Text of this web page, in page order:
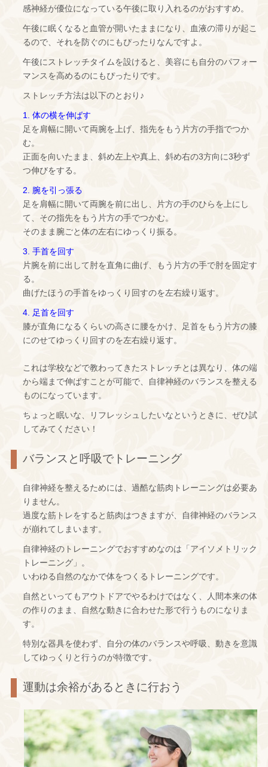
感神経が優位になっている午後に取り入れるのがおすすめ。
午後に眠くなると血管が開いたままになり、血液の滞りが起こ
るので、それを防ぐのにもぴったりなんですよ。
午後にストレッチタイムを設けると、美容にも自分のパフォー
マンスを高めるのにもぴったりです。
ストレッチ方法は以下のとおり♪
1. 体の横を伸ばす
足を肩幅に開いて両腕を上げ、指先をもう片方の手指でつか
む。
正面を向いたまま、斜め左上や真上、斜め右の3方向に3秒ず
つ伸びをする。
2. 腕を引っ張る
足を肩幅に開いて両腕を前に出し、片方の手のひらを上にし
て、その指先をもう片方の手でつかむ。
そのまま腕ごと体の左右にゆっくり振る。
3. 手首を回す
片腕を前に出して肘を直角に曲げ、もう片方の手で肘を固定す
る。
曲げたほうの手首をゆっくり回すのを左右繰り返す。
4. 足首を回す
膝が直角になるくらいの高さに腰をかけ、足首をもう片方の膝
にのせてゆっくり回すのを左右繰り返す。
これは学校などで教わってきたストレッチとは異なり、体の端
から端まで伸ばすことが可能で、自律神経のバランスを整える
ものになっています。
ちょっと眠いな、リフレッシュしたいなというときに、ぜひ試
してみてください！
バランスと呼吸でトレーニング
自律神経を整えるためには、過酷な筋肉トレーニングは必要あ
りません。
過度な筋トレをすると筋肉はつきますが、自律神経のバランス
が崩れてしまいます。
自律神経のトレーニングでおすすめなのは「アイソメトリック
トレーニング」。
いわゆる自然のなかで体をつくるトレーニングです。
自然といってもアウトドアでやるわけではなく、人間本来の体
の作りのまま、自然な動きに合わせた形で行うものになりま
す。
特別な器具を使わず、自分の体のバランスや呼吸、動きを意識
してゆっくりと行うのが特徴です。
運動は余裕があるときに行おう